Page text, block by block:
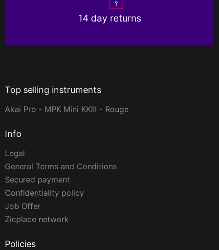
14 day returns
Top selling instruments
Akai Pro - MPK Mini KKIII - Rouge
Info
Legal
General Terms and Conditions
Secured payment
Confidentiality policy
Job Offer
Zicplace network
Policies